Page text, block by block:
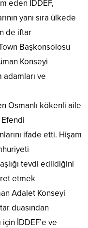
eden İDDEF,
yanı sıra ülkede
de iftar
Başkonsolosu
Konseyi
adamları ve
Osmanlı kökenli aile
ifade etti. Hişam
tevdi edildiğini
etmek
Adalet Konseyi
duasından
İDDEF’e ve